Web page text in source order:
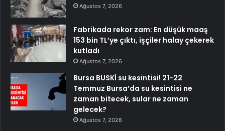
Ağustos 7, 2026
Fabrikada rekor zam: En düşük maaş
153 bin TL’ye çıktı, işçiler halay çekerek
kutladı
Ağustos 7, 2026
Bursa BUSKİ su kesintisi! 21-22
Temmuz Bursa’da su kesintisi ne
zaman bitecek, sular ne zaman
gelecek?
Ağustos 7, 2026